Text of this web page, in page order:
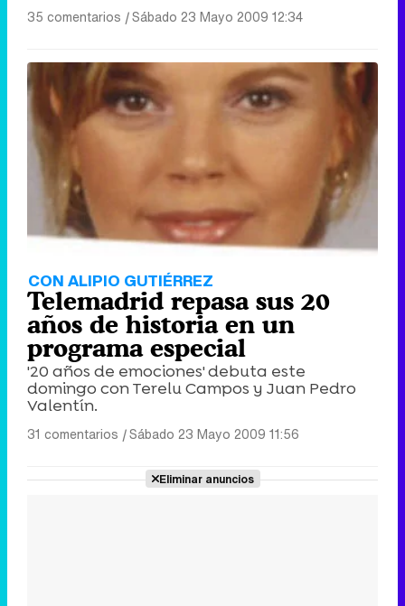
35 comentarios |Sábado 23 Mayo 2009 12:34
CON ALIPIO GUTIÉRREZ
Telemadrid repasa sus 20
años de historia en un
programa especial
'20 años de emociones' debuta este
domingo con Terelu Campos y Juan Pedro
Valentín.
31 comentarios |Sábado 23 Mayo 2009 11:56
Eliminar anuncios